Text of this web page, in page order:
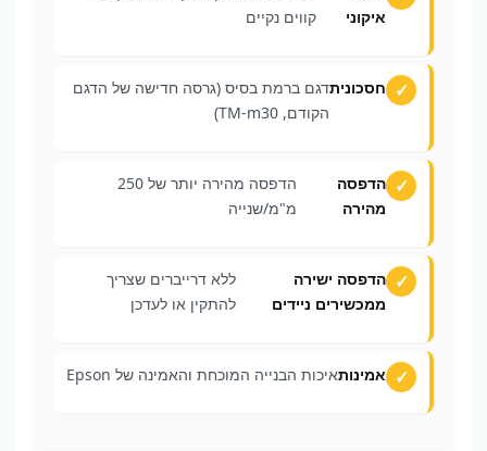
איקוני
קווים נקיים
חסכוניתדגם ברמת בסיס (גרסה חדישה של הדגם
הקודם, TM-m30)
הדפסה
מהירה
הדפסה מהירה יותר של 250
מ"מ/שנייה
הדפסה ישירה
ממכשירים ניידים
ללא דרייברים שצריך
להתקין או לעדכן
אמינותאיכות הבנייה המוכחת והאמינה של Epson